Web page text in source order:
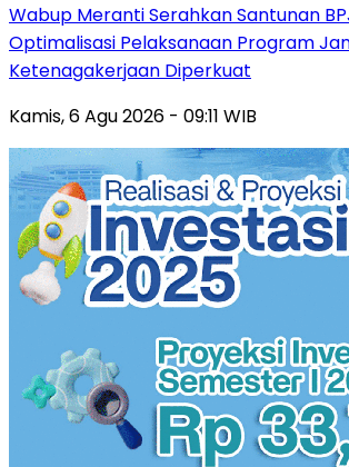
Wabup Meranti Serahkan Santunan
Optimalisasi Pelaksanaan Program
Ketenagakerjaan Diperkuat
Kamis, 6 Agu 2026 - 09:11 WIB